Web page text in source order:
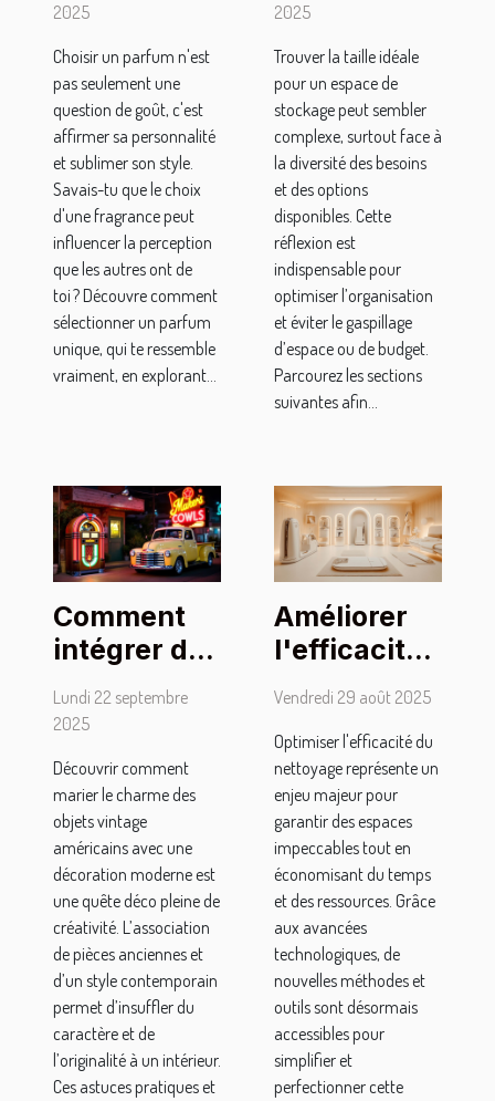
son style
personnel ?
2025
Choisir un parfum n'est
pas seulement une
question de goût, c'est
affirmer sa personnalité
et sublimer son style.
Savais-tu que le choix
d'une fragrance peut
influencer la perception
que les autres ont de
toi ? Découvre comment
sélectionner un parfum
unique, qui te ressemble
vraiment, en explorant...
espace de
stockage ?
2025
Trouver la taille idéale
pour un espace de
stockage peut sembler
complexe, surtout face à
la diversité des besoins
et des options
disponibles. Cette
réflexion est
indispensable pour
optimiser l’organisation
et éviter le gaspillage
d’espace ou de budget.
Parcourez les sections
suivantes afin...
Comment
intégrer des
objets
vintage
dans une
décoration
moderne ?
Lundi 22 septembre
2025
Découvrir comment
marier le charme des
objets vintage
américains avec une
décoration moderne est
une quête déco pleine de
créativité. L’association
de pièces anciennes et
d’un style contemporain
permet d’insuffler du
caractère et de
l’originalité à un intérieur.
Ces astuces pratiques et
Améliorer
l'efficacité
du
techniques
et outils
modernes
Vendredi 29 août 2025
Optimiser l'efficacité du
nettoyage représente un
enjeu majeur pour
garantir des espaces
impeccables tout en
économisant du temps
et des ressources. Grâce
aux avancées
technologiques, de
nouvelles méthodes et
outils sont désormais
accessibles pour
simplifier et
perfectionner cette